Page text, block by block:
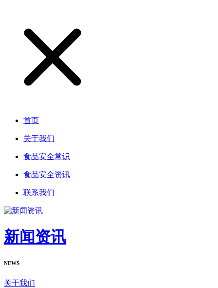
首页
关于我们
食品安全常识
食品安全资讯
联系我们
新闻资讯
NEWS
关于我们